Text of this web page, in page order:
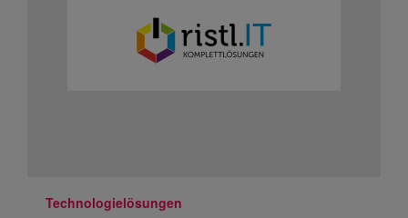
Technologielösungen